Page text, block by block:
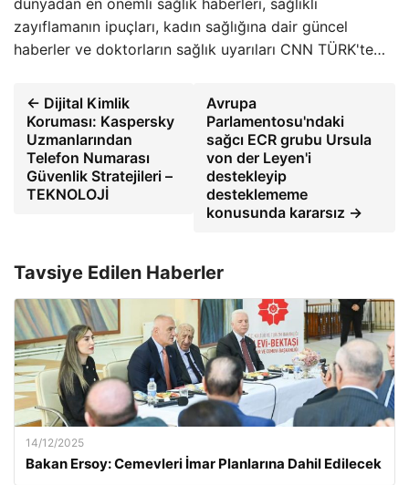
dünyadan en önemli sağlık haberleri, sağlıklı
zayıflamanın ipuçları, kadın sağlığına dair güncel
haberler ve doktorların sağlık uyarıları CNN TÜRK'te…
← Dijital Kimlik
Koruması: Kaspersky
Uzmanlarından
Telefon Numarası
Güvenlik Stratejileri –
TEKNOLOJİ
Avrupa
Parlamentosu'ndaki
sağcı ECR grubu Ursula
von der Leyen'i
destekleyip
desteklememe
konusunda kararsız →
Tavsiye Edilen Haberler
14/12/2025
Bakan Ersoy: Cemevleri İmar Planlarına Dahil Edilecek